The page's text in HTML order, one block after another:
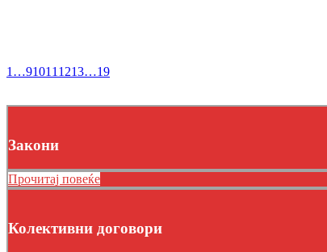
1 …91011 1213…19
Закони
Прочитај повеќе
Колективни договори